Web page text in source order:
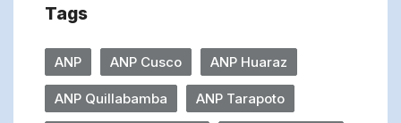
Tags
ANP ANP Cusco ANP Huaraz
ANP Quillabamba ANP Tarapoto